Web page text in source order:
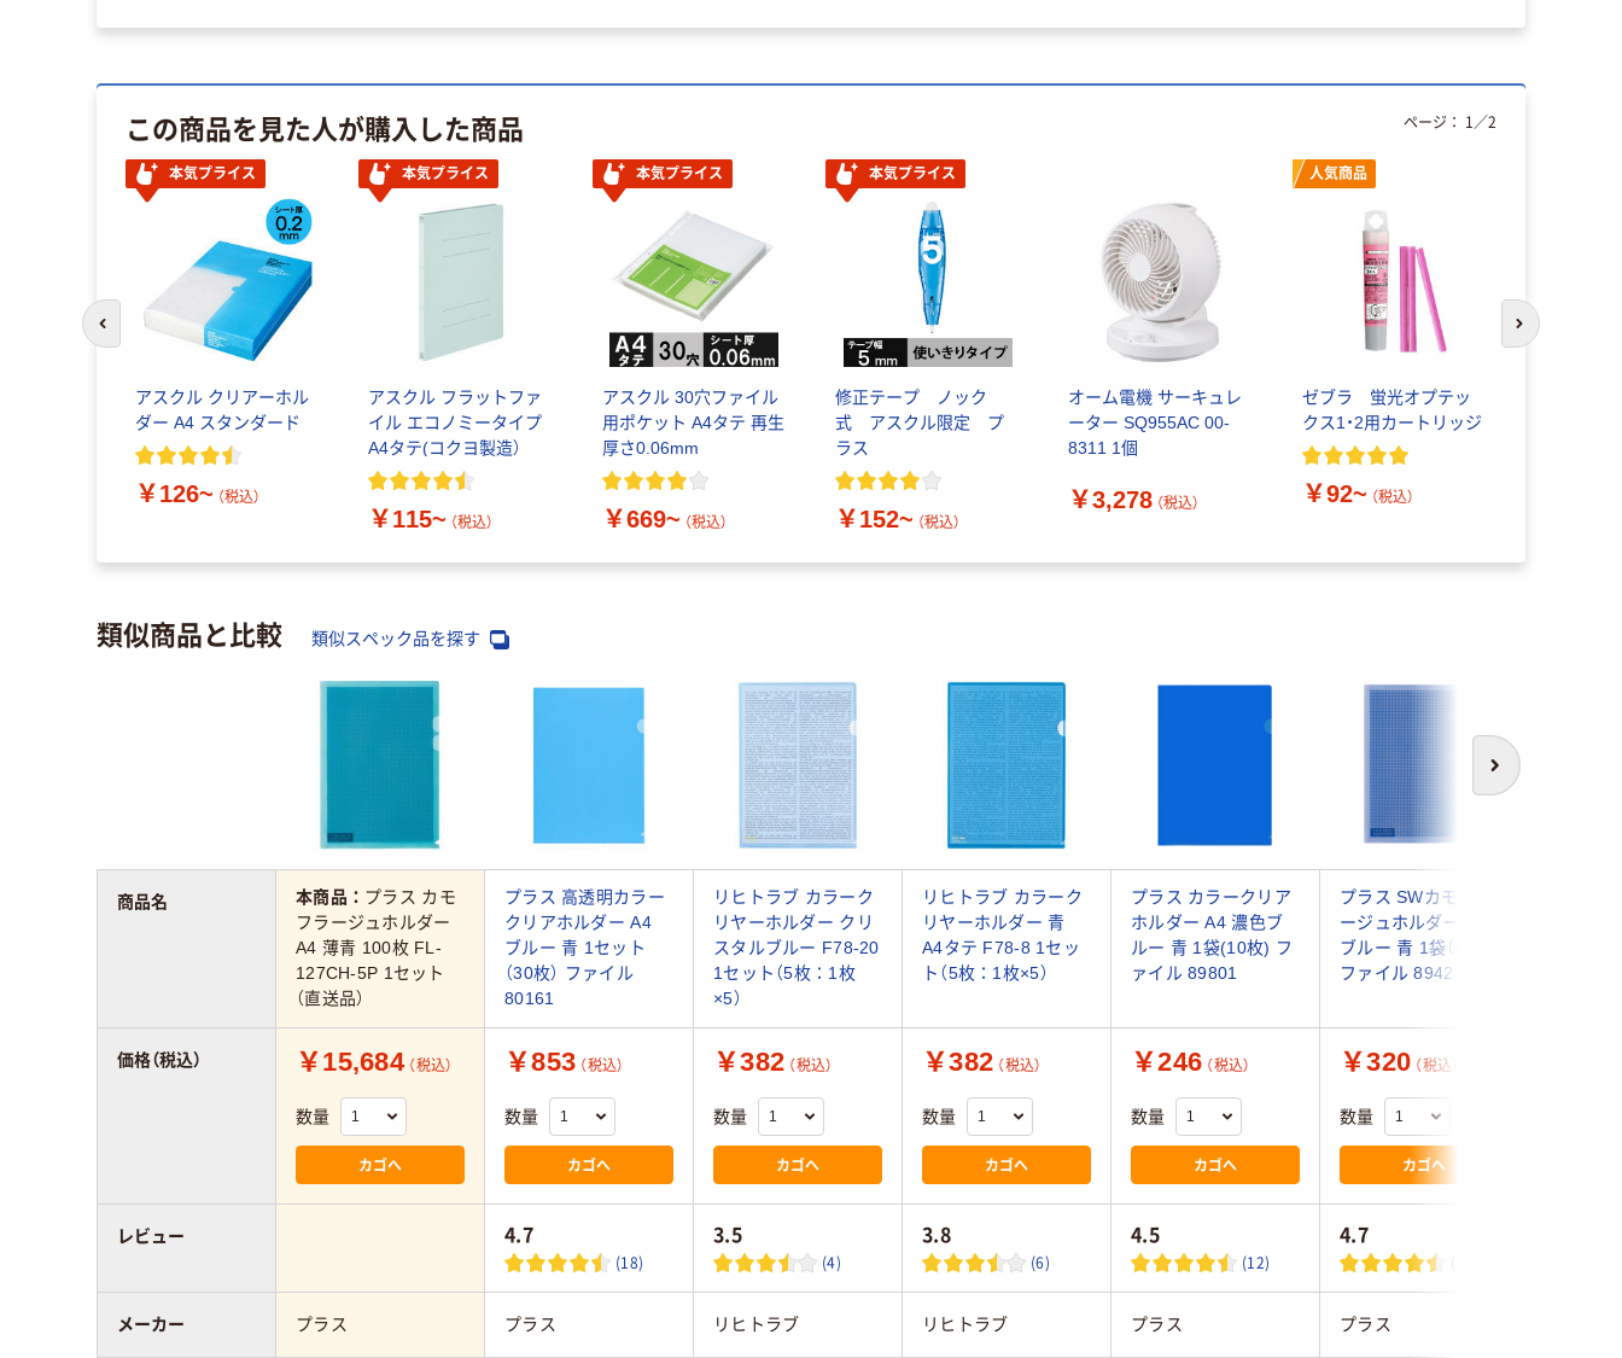
この商品を見た人が購入した商品
本気プライス
アスクル クリアーホル
ダー A4 スタンダード
￥126~ （税込）
本気プライス
アスクル フラットファ
イル エコノミータイプ
A4タテ(コクヨ製造）
￥115~ （税込）
本気プライス
アスクル 30穴ファイル
用ポケット A4タテ 再生
厚さ0.06mm
￥669~ （税込）
本気プライス
修正テープ ノック
式 アスクル限定 プ
ラス
￥152~ （税込）
オーム電機 サーキュレ
ーター SQ955AC 00-
8311 1個
￥3,278 （税込）
人気商品
ゼブラ 蛍光オプテッ
クス1・2用カートリッジ
￥92~ （税込）
ページ： 1 ／2
前のスライドへ 次のスライド
類似商品と比較 類似スペック品を探す
次へ
本商品： プラス カモ
フラージュホルダー
A4 薄青 100枚 FL-
127CH-5P 1セット
（直送品）
プラス 高透明カラー
クリアホルダー A4
ブルー 青 1セット
（30枚） ファイル
80161
リヒトラブ カラーク
リヤーホルダー クリ
スタルブルー F78-20
1セット（5枚：1枚
×5）
リヒトラブ カラーク
リヤーホルダー 青
A4タテ F78-8 1セッ
ト（5枚：1枚×5）
プラス カラークリア
ホルダー A4 濃色ブ
ルー 青 1袋(10枚) フ
ァイル 89801
プラス SWカモフラ
ージュホルダー A4
ブルー 青 1袋（5枚入）
ファイル 89421
￥15,684 （税込）
数量
カゴへ
￥853 （税込）
数量
カゴへ
￥382 （税込）
数量
カゴへ
￥382 （税込）
数量
カゴへ
￥246 （税込）
数量
カゴへ
￥320 （税込）
数量
カゴへ
4.7
(18)
3.5
(4)
3.8
(6)
4.5
(12)
4.7
(20)
プラス プラス リヒトラブ リヒトラブ プラス プラス
商品名
価格（税込）
レビュー
メーカー